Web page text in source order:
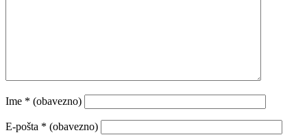
Ime * (obavezno)
E-pošta * (obavezno)